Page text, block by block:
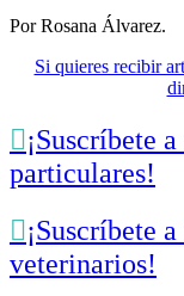
Por Rosana Álvarez.
Si quieres recibir
¡Suscríbete
particulares!
¡Suscríbete
veterinarios!